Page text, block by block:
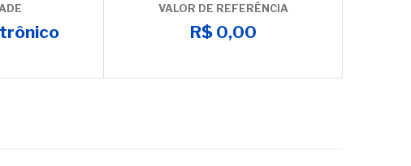
VALOR DE REFERÊNCIA
R$ 0,00